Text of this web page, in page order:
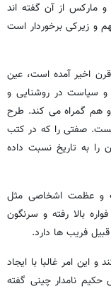
مارکس از آن گفته اند
و زیرکی برخوردار است
اخیر آمده است، عین
سیاست در روشنایی و
هم گمراه می کند. طرح
صفتی را که در کتب
را به تاریخ نسبت داده
و عظمت اشخاصی مثل
بالا رفته و سرنگون
فریب ها دارد.
و این امر غالبا با ایجاد
نامدار چینی گفته